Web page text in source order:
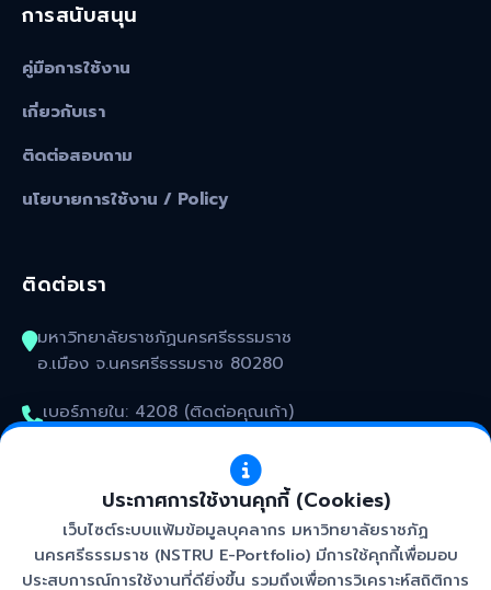
การสนับสนุน
คู่มือการใช้งาน
เกี่ยวกับเรา
ติดต่อสอบถาม
นโยบายการใช้งาน / Policy
ติดต่อเรา
มหาวิทยาลัยราชภัฏนครศรีธรรมราช
อ.เมือง จ.นครศรีธรรมราช 80280
เบอร์ภายใน: 4208 (ติดต่อคุณเก้า)
kunakorn_won@nstru.ac.th
ประกาศการใช้งานคุกกี้ (Cookies)
เว็บไซต์ระบบแฟ้มข้อมูลบุคลากร มหาวิทยาลัยราชภัฏ
นครศรีธรรมราช (NSTRU E-Portfolio) มีการใช้คุกกี้เพื่อมอบ
ประสบการณ์การใช้งานที่ดียิ่งขึ้น รวมถึงเพื่อการวิเคราะห์สถิติการ